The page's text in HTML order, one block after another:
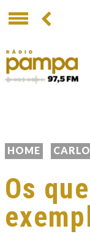
HOME
Os